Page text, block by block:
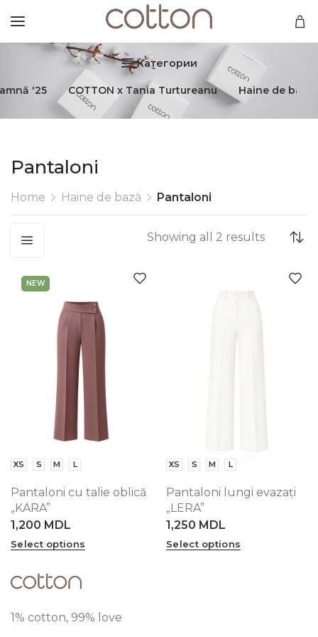
Категории
'25 COTTON x Tania Turtureanu Haine de bază
Pantaloni
Home Haine de bază Pantaloni
Showing all 2 results
NEW
XS S M L
Pantaloni cu talie oblică
„KARA”
1,200 MDL
Select options
XS S M L
Pantaloni lungi evazați
„LERA”
1,250 MDL
Select options
1% cotton, 99% love